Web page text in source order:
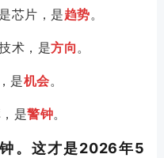
芯片，是趋势。
术，是方向。
是机会。
是警钟。
。这才是2026年5